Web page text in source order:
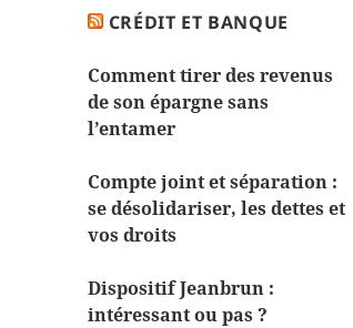
CRÉDIT ET BANQUE
Comment tirer des revenus
de son épargne sans
l’entamer
Compte joint et séparation :
se désolidariser, les dettes et
vos droits
Dispositif Jeanbrun :
intéressant ou pas ?